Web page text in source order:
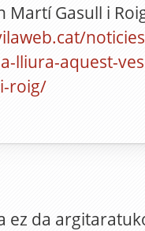
Martí Gasull i
lliura-aquest-
roig/
ez da